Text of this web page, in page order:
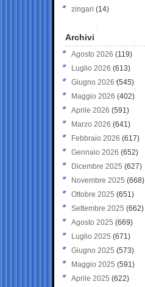
zingari (14)
Archivi
Agosto 2026 (119)
Luglio 2026 (613)
Giugno 2026 (545)
Maggio 2026 (402)
Aprile 2026 (591)
Marzo 2026 (641)
Febbraio 2026 (617)
Gennaio 2026 (652)
Dicembre 2025 (627)
Novembre 2025 (668)
Ottobre 2025 (651)
Settembre 2025 (662)
Agosto 2025 (669)
Luglio 2025 (671)
Giugno 2025 (573)
Maggio 2025 (591)
Aprile 2025 (622)